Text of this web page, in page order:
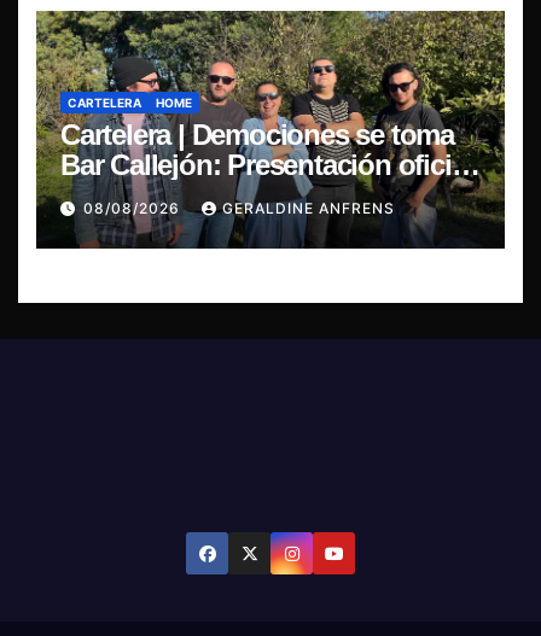
CARTELERA HOME
Cartelera | Demociones se toma
Bar Callejón: Presentación oficial
de su EP y estreno del single
“Mujer Escarlata”
08/08/2026 GERALDINE ANFRENS